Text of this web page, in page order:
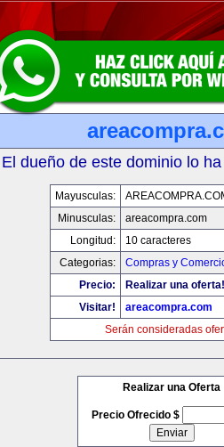
El dueño de este dominio lo
Mayusculas:
Minusculas:
areacompra.com
Longitud:
10 caracteres
Categorias:
Compras y
Precio:
Realizar una oferta!
Visitar!
areacompra.com
Serán consideradas
Realizar una Oferta
Precio Ofrecido $